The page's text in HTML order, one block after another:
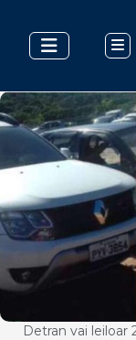
Detran vai leiloar